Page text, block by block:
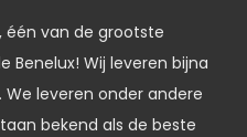
één van de grootste
Benelux! Wij leveren bijna
leveren onder andere
bekend als de beste